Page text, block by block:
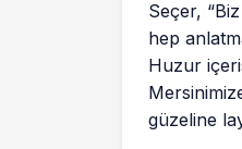
Seçer,
hep
Huzur
güzeline